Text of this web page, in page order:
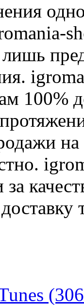
100%
за